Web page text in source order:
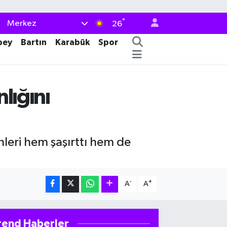
Merkez 26°
Bartın Karabük
Spor
hem şaşırttı hem de
A- A+
Haberler